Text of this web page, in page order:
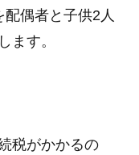
偶者と子供2人
ます。
税がかかるの